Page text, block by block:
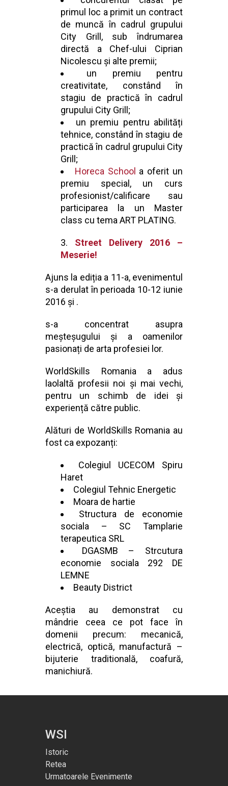
primul loc a primit un contract
de muncă în cadrul grupului
City Grill, sub îndrumarea
directă a Chef-ului Ciprian
Nicolescu și alte premii;
un premiu pentru
creativitate, constând în
stagiu de practică în cadrul
grupului City Grill;
un premiu pentru abilități
tehnice, constând în stagiu de
practică în cadrul grupului City
Grill;
Horeca School a oferit un
premiu special, un curs
profesionist/calificare sau
participarea la un Master
class cu tema ART PLATING.
Street Delivery 2016 –
Meserie!
Ajuns la ediția a 11-a, evenimentul
s-a derulat în perioada 10-12 iunie
2016 și .
s-a concentrat asupra
meșteșugului și a oamenilor
pasionați de arta profesiei lor.
WorldSkills Romania a adus
laolaltă profesii noi și mai vechi,
pentru un schimb de idei și
experiență către public.
Alături de WorldSkills Romania au
fost ca expozanți:
Colegiul UCECOM Spiru
Haret
Colegiul Tehnic Energetic
Moara de hartie
Structura de economie
sociala – SC Tamplarie
terapeutica SRL
DGASMB – Strcutura
economie sociala 292 DE
LEMNE
Beauty District
Aceștia au demonstrat cu
mândrie ceea ce pot face în
domenii precum: mecanică,
electrică, optică, manufactură –
bijuterie traditională, coafură,
manichiură.
WSI
Istoric
Retea
Urmatoarele Evenimente